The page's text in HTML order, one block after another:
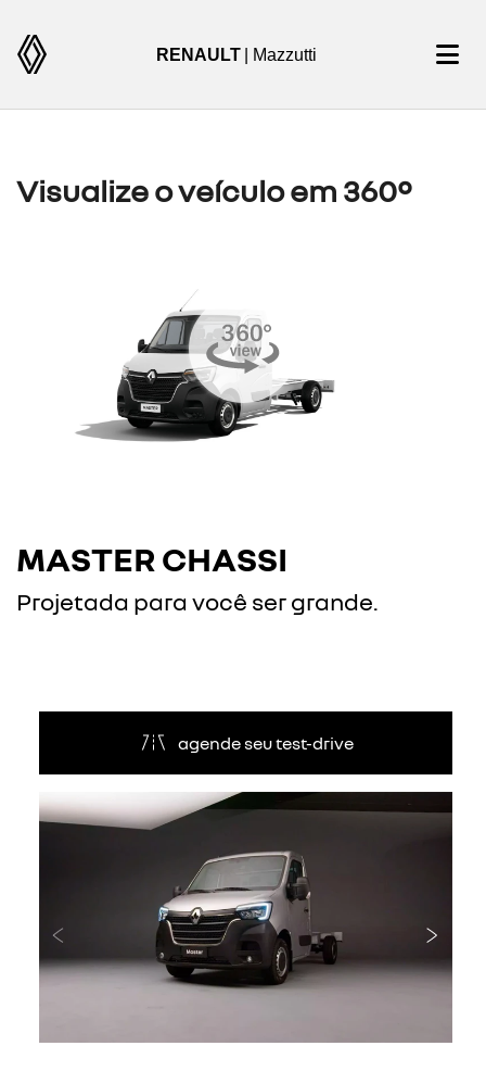
RENAULT | Mazzutti
Visualize o veículo em 360°
MASTER CHASSI
Projetada para você ser grande.
agende seu test-drive
Anterior